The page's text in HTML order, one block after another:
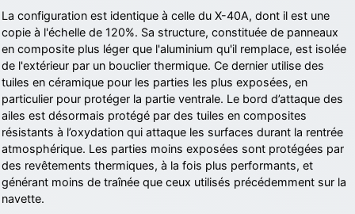
La configuration est identique à celle du X-40A, dont il est une
copie à l'échelle de 120%. Sa structure, constituée de panneaux
en composite plus léger que l'aluminium qu'il remplace, est isolée
de l'extérieur par un bouclier thermique. Ce dernier utilise des
tuiles en céramique pour les parties les plus exposées, en
particulier pour protéger la partie ventrale. Le bord d’attaque des
ailes est désormais protégé par des tuiles en composites
résistants à l’oxydation qui attaque les surfaces durant la rentrée
atmosphérique. Les parties moins exposées sont protégées par
des revêtements thermiques, à la fois plus performants, et
générant moins de traînée que ceux utilisés précédemment sur la
navette.